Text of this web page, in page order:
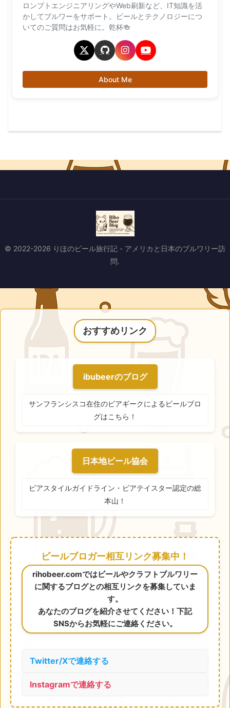
ロンプトエンジニアリングやWeb刷新など、IT知識を活
かしてブルワーをサポート。ビールとテクノロジーにつ
いてのご質問はお気軽に。乾杯🍻
About Me
© 2022-2026 りほのビール旅行記 - アメリカと日本のブルワリー訪
問.
おすすめリンク
ibubeerのブログ
サンフランシスコ在住のビアギークによるビールブロ
グはこちら！
日本地ビール協会
ビアスタイルガイドライン・ビアテイスター認定の総
本山！
ビールブロガー相互リンク募集中！
rihobeer.comではビールやクラフトブルワリー
に関するブログとの相互リンクを募集していま
す。
あなたのブログを紹介させてください！下記
SNSからお気軽にご連絡ください。
Twitter/Xで連絡する
Instagramで連絡する